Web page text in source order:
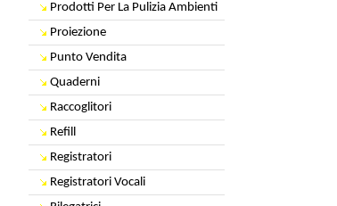
Prodotti Per La Pulizia Ambienti
Proiezione
Punto Vendita
Quaderni
Raccoglitori
Refill
Registratori
Registratori Vocali